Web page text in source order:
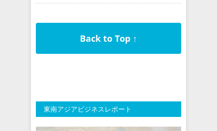
Back to Top ↑
東南アジアビジネスレポート